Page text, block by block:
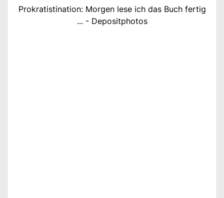
Prokratistination: Morgen lese ich das Buch fertig
... - Depositphotos